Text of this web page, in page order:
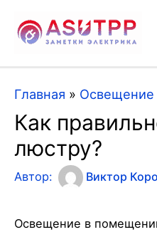
Главная » Освещение
Как
люстру?
Автор: Виктор
Освещение в